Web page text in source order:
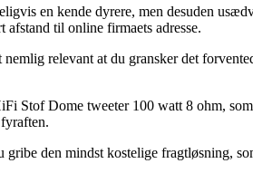
en kende dyrere, men desuden
til online firmaets adresse.
relevant at du gransker det
Stof Dome tweeter 100 watt 8 ohm,
den mindst kostelige fragtløsning,